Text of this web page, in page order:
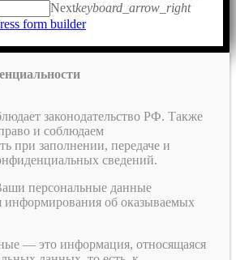
Nextkeyboard_arrow_right
form builder
законодательство РФ. Также
и соблюдаем
при заполнении, передаче и
сведений.
персональные данные
информирования об оказываемых
— это информация, относящаяся